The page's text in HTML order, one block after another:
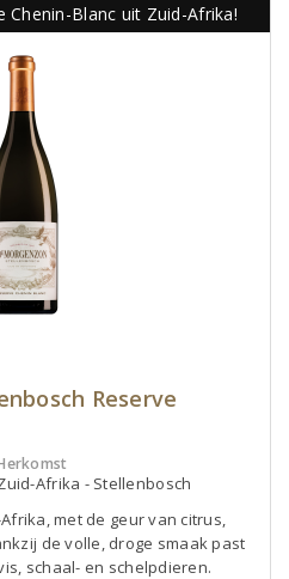
Blanc uit Zuid-Afrika!
Reserve
Afrika - Stellenbosch
met de geur van citrus,
de volle, droge smaak past
schaal- en schelpdieren.